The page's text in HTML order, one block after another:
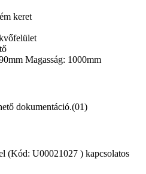
keret
Magasság: 1000mm
dokumentáció.(01)
(Kód: U00021027 ) kapcsolatos